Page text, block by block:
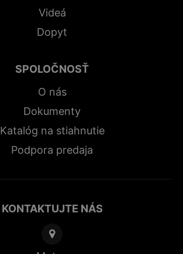
Videá
Dopyt
SPOLOČNOSŤ
O nás
Dokumenty
Katalóg na stiahnutie
Podpora predaja
KONTAKTUJTE NÁS